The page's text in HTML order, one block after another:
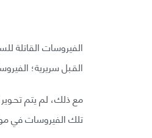
القـبل سريرية؛
مع ذلك، لم يتم
تلك الفيروسات في